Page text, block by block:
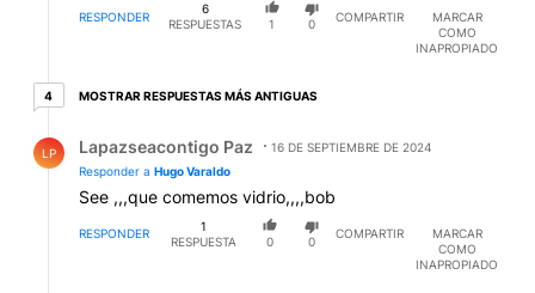
RESPONDER
6
RESPUESTAS
1 0
COMPARTIR
MARCAR
COMO
INAPROPIADO
44 respuestas más antiguas
MOSTRAR RESPUESTAS MÁS ANTIGUAS
LP Lapazseacontigo Paz
16 DE SEPTIEMBRE DE 2024
Responder a Hugo Varaldo
See ,,,que comemos vidrio,,,,bob
RESPONDER
1
RESPUESTA
0 0
COMPARTIR
MARCAR
COMO
INAPROPIADO